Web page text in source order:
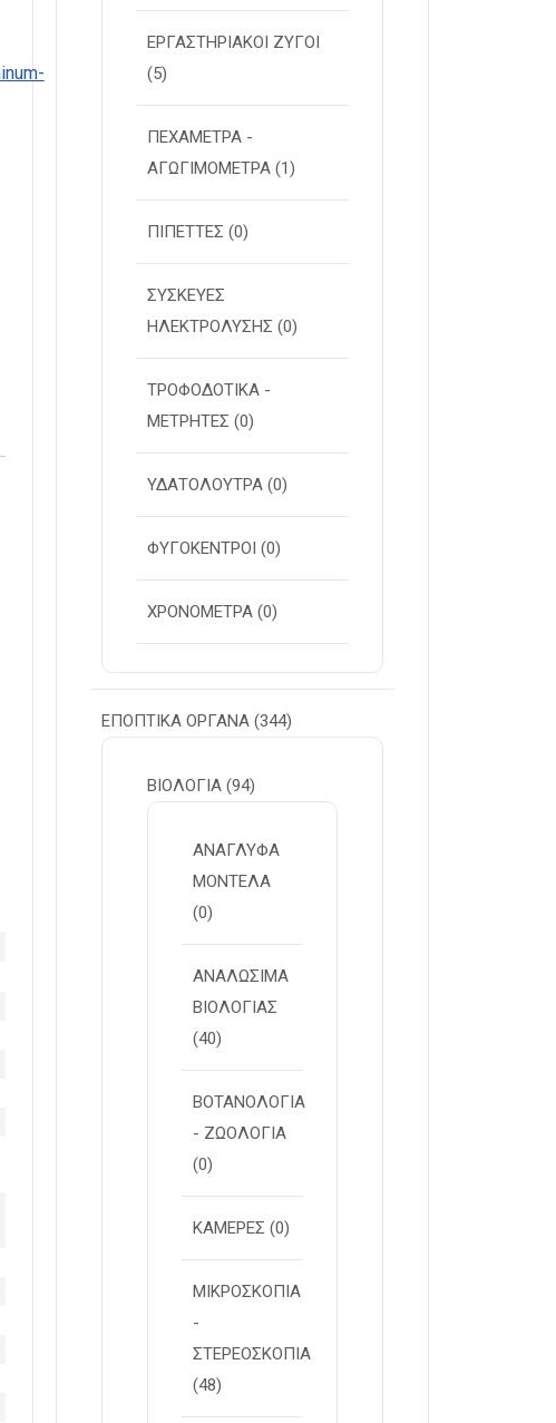
ΕΡΓΑΣΤΗΡΙΑΚΟΙ ΖΥΓΟΙ
(5)
ΠΕΧΑΜΕΤΡΑ -
ΑΓΩΓΙΜΟΜΕΤΡΑ (1)
ΠΙΠΕΤΤΕΣ (0)
ΣΥΣΚΕΥΕΣ
ΗΛΕΚΤΡΟΛΥΣΗΣ (0)
ΤΡΟΦΟΔΟΤΙΚΑ -
ΜΕΤΡΗΤΕΣ (0)
ΥΔΑΤΟΛΟΥΤΡΑ (0)
ΦΥΓΟΚΕΝΤΡΟΙ (0)
ΧΡΟΝΟΜΕΤΡΑ (0)
ΕΠΟΠΤΙΚΑ ΟΡΓΑΝΑ (344)
ΒΙΟΛΟΓΙΑ (94)
ΑΝΑΓΛΥΦΑ
ΜΟΝΤΕΛΑ
(0)
ΑΝΑΛΩΣΙΜΑ
ΒΙΟΛΟΓΙΑΣ
(40)
ΒΟΤΑΝΟΛΟΓΙΑ
- ΖΩΟΛΟΓΙΑ
(0)
ΚΑΜΕΡΕΣ (0)
ΜΙΚΡΟΣΚΟΠΙΑ
-
ΣΤΕΡΕOΣΚΟΠΙΑ
(48)